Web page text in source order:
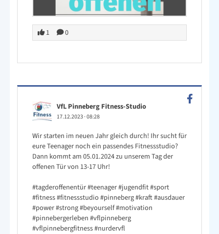
1 0
VfL Pinneberg Fitness-Studio
17.12.2023·08:28
Wir starten im neuen Jahr gleich durch! Ihr sucht für
eure Teenager noch ein passendes Fitnessstudio?
Dann kommt am 05.01.2024 zu unserem Tag der
offenen Tür von 13-17 Uhr!
#tagderoffenentür#teenager#jugendfit#sport
#fitness#fitnessstudio#pinneberg#kraft#ausdauer
#power#strong#beyourself#motivation
#pinnebergerleben#vflpinneberg
#vflpinnebergfitness#nurdervfl